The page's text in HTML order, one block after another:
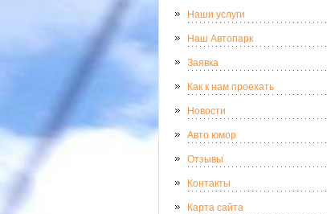
Наши услуги
Наш Автопарк
Заявка
Как к нам проехать
Новости
Авто юмор
Отзывы
Контакты
Карта сайта